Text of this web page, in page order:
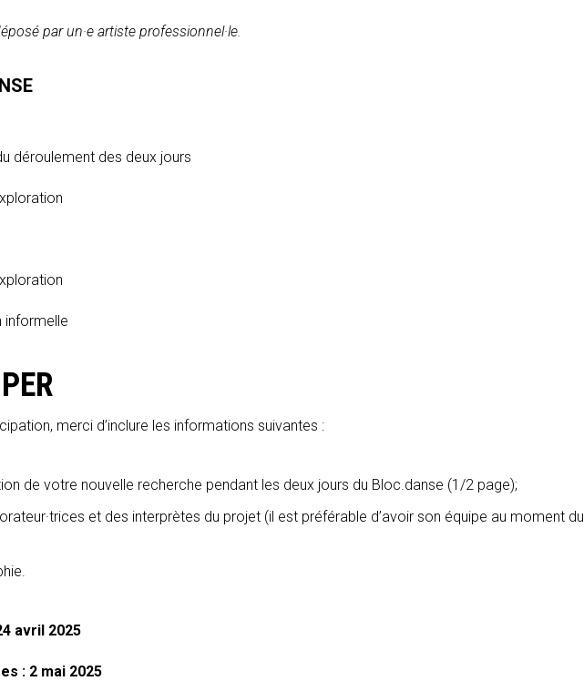
par un·e artiste professionnel·le.
déroulement des deux jours
informelle
merci d’inclure les informations suivantes :
de votre nouvelle recherche pendant les deux jours du Bloc.danse (1/2 page);
et des interprètes du projet (il est préférable d’avoir son équipe au moment du
avril 2025
: 2 mai 2025